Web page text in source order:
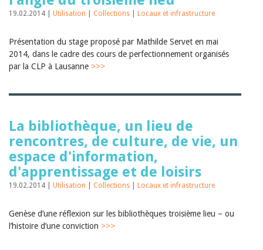
Markus Keel
Blaise Humbert-Droz
Brigitte Burri
Tous les auteurs
Décembre 2025
Novembre 2025
Septembre 2025
Juillet 2025
Juin 2025
Mars 2025
Février 2025
2024
2023
19.02.2014 | Utilisation Collections Locaux et infrastructure
Présentation du stage proposé par Mathilde Servet en mai
2014, dans le cadre des cours de perfectionnement organisés
par la CLP à Lausanne >>>
La bibliothèque, un lieu de
rencontres, de culture, de vie, un
espace d'information,
d'apprentissage et de loisirs
19.02.2014 | Utilisation Collections Locaux et infrastructure
Genèse d’une réflexion sur les bibliothèques troisième lieu – ou
l’histoire d’une conviction >>>